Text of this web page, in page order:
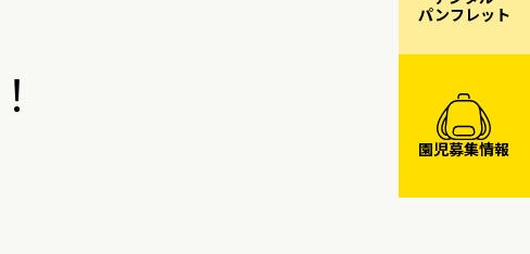
パンフレット
園児募集情報